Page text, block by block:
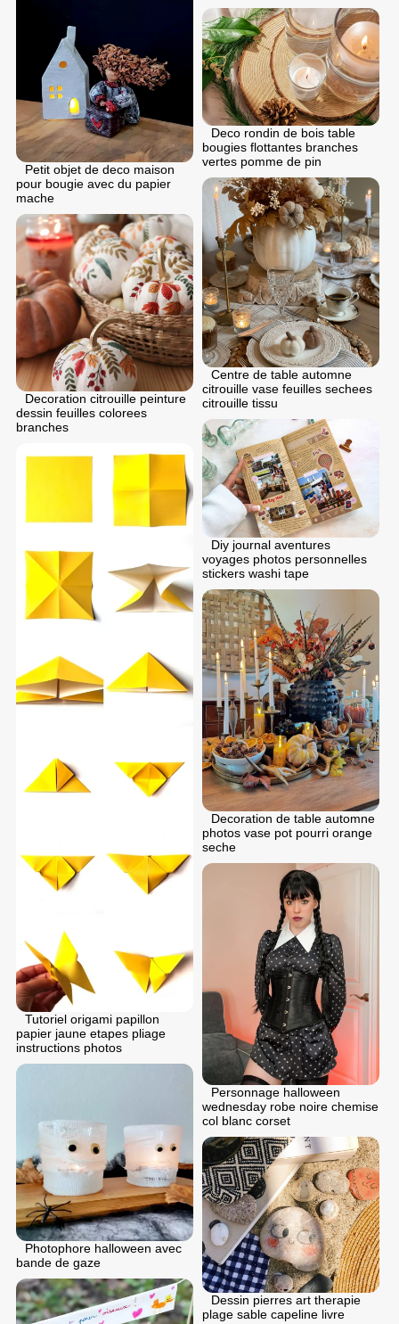
Petit objet de deco maison
pour bougie avec du papier
mache
Deco rondin de bois table
bougies flottantes branches
vertes pomme de pin
Centre de table automne
citrouille vase feuilles sechees
citrouille tissu
Decoration citrouille peinture
dessin feuilles colorees
branches
Diy journal aventures
voyages photos personnelles
stickers washi tape
Tutoriel origami papillon
papier jaune etapes pliage
instructions photos
Decoration de table automne
photos vase pot pourri orange
seche
Personnage halloween
wednesday robe noire chemise
col blanc corset
Photophore halloween avec
bande de gaze
Dessin pierres art therapie
plage sable capeline livre